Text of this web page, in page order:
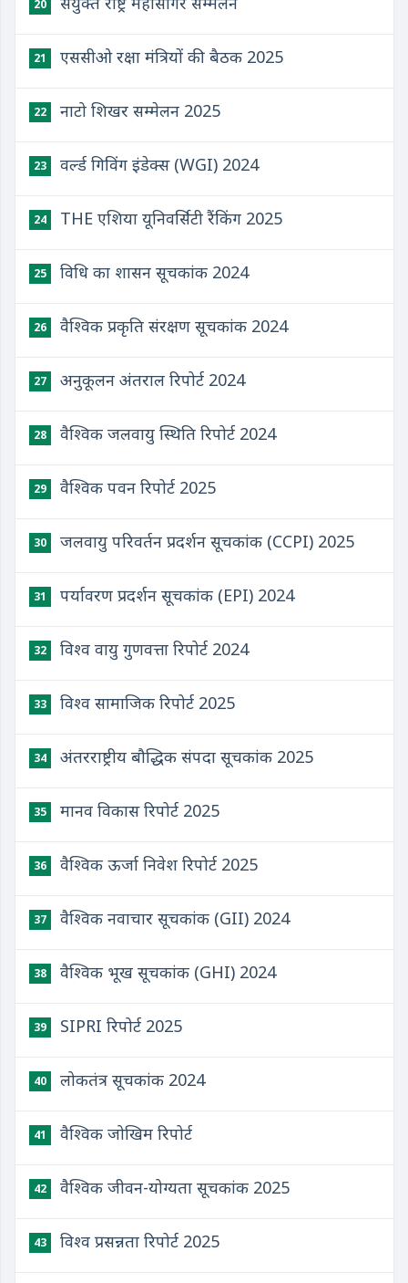
20
21 एससीओ रक्षा मंत्रियों की बैठक 2025
22 नाटो शिखर सम्मेलन 2025
23 वर्ल्ड गिविंग इंडेक्स (WGI) 2024
24 THE एशिया यूनिवर्सिटी रैंकिंग 2025
25 विधि का शासन सूचकांक 2024
26 वैश्विक प्रकृति संरक्षण सूचकांक 2024
27 अनुकूलन अंतराल रिपोर्ट 2024
28 वैश्विक जलवायु स्थिति रिपोर्ट 2024
29 वैश्विक पवन रिपोर्ट 2025
30 जलवायु परिवर्तन प्रदर्शन सूचकांक (CCPI) 2025
31 पर्यावरण प्रदर्शन सूचकांक (EPI) 2024
32 विश्व वायु गुणवत्ता रिपोर्ट 2024
33 विश्व सामाजिक रिपोर्ट 2025
34 अंतरराष्ट्रीय बौद्धिक संपदा सूचकांक 2025
35 मानव विकास रिपोर्ट 2025
36 वैश्विक ऊर्जा निवेश रिपोर्ट 2025
37 वैश्विक नवाचार सूचकांक (GII) 2024
38 वैश्विक भूख सूचकांक (GHI) 2024
39 SIPRI रिपोर्ट 2025
40 लोकतंत्र सूचकांक 2024
41 वैश्विक जोखिम रिपोर्ट
42 वैश्विक जीवन-योग्यता सूचकांक 2025
43 विश्व प्रसन्नता रिपोर्ट 2025